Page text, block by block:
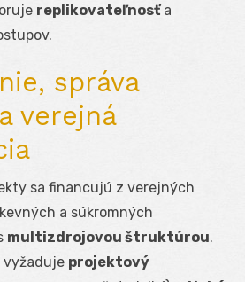
replikovateľnosťa
správa
verejná
sa financujú z verejných
a súkromných
multizdrojovou štruktúrou.
projektový